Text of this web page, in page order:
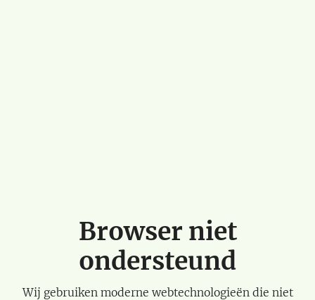
Browser niet
ondersteund
Wij gebruiken moderne webtechnologieën die niet